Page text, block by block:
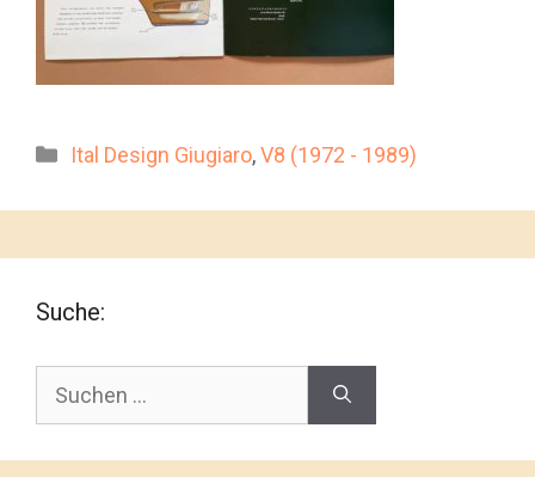
Kategorien
Ital Design Giugiaro,V8 (1972 - 1989)
Suche:
nach: